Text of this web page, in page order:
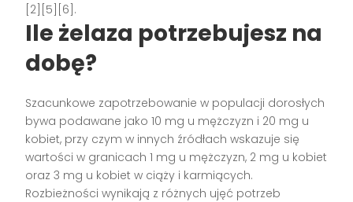
[2][5][6].
Ile żelaza potrzebujesz na
dobę?
Szacunkowe zapotrzebowanie w populacji dorosłych
bywa podawane jako 10 mg u mężczyzn i 20 mg u
kobiet, przy czym w innych źródłach wskazuje się
wartości w granicach 1 mg u mężczyzn, 2 mg u kobiet
oraz 3 mg u kobiet w ciąży i karmiących.
Rozbieżności wynikają z różnych ujęć potrzeb